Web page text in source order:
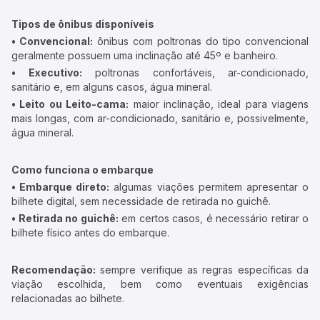
Tipos de ônibus disponíveis
• Convencional: ônibus com poltronas do tipo convencional
geralmente possuem uma inclinação até 45º e banheiro.
• Executivo: poltronas confortáveis, ar-condicionado,
sanitário e, em alguns casos, água mineral.
• Leito ou Leito-cama: maior inclinação, ideal para viagens
mais longas, com ar-condicionado, sanitário e, possivelmente,
água mineral.
Como funciona o embarque
• Embarque direto: algumas viações permitem apresentar o
bilhete digital, sem necessidade de retirada no guichê.
• Retirada no guichê: em certos casos, é necessário retirar o
bilhete físico antes do embarque.
Recomendação: sempre verifique as regras específicas da
viação escolhida, bem como eventuais exigências
relacionadas ao bilhete.